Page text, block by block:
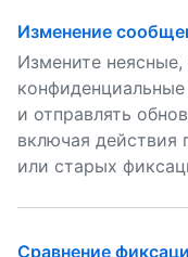
Изменение
Измените
и отправлять
включая действия
или старых
Сравнение